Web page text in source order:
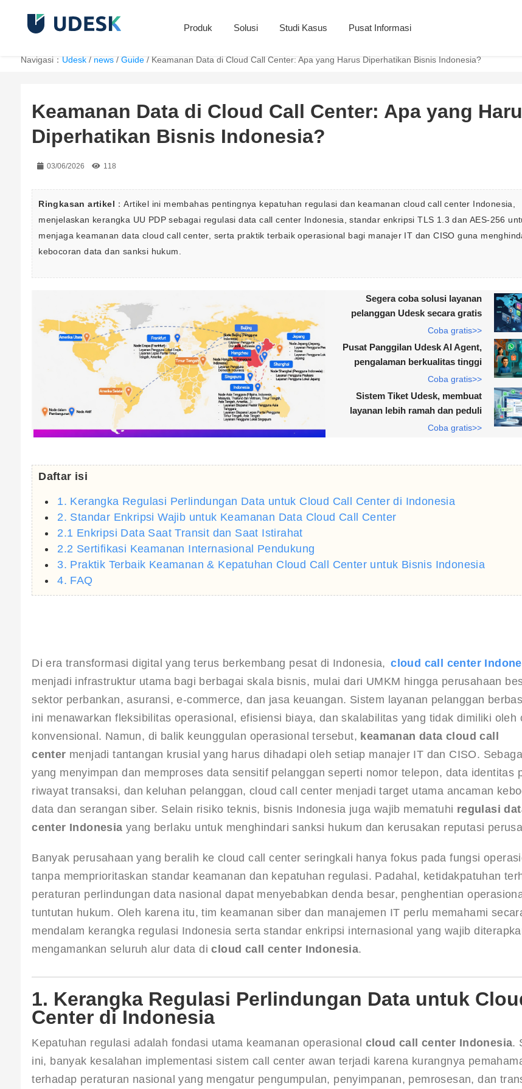
Produk Solusi Studi Kasus Pusat Informasi
Navigasi： Udesk/ news/ Guide/ Keamanan Data di Cloud Call Center: Apa yang Harus Diperhatikan Bisnis Indonesia?
Keamanan Data di Cloud Call Center: Apa yang
Diperhatikan Bisnis Indonesia?
03/06/2026 118
Ringkasan artikel ：Artikel ini membahas pentingnya kepatuhan regulasi dan keamanan cloud call center Indonesia,
menjelaskan kerangka UU PDP sebagai regulasi data call center Indonesia, standar enkripsi TLS 1.3 dan AES-256
menjaga keamanan data cloud call center, serta praktik terbaik operasional bagi manajer IT dan CISO guna
kebocoran data dan sanksi hukum.
Segera coba solusi layanan
pelanggan Udesk secara gratis
Coba gratis>>
Pusat Panggilan Udesk AI Agent,
pengalaman berkualitas tinggi
Coba gratis>>
Sistem Tiket Udesk, membuat
layanan lebih ramah dan peduli
Coba gratis>>
Daftar isi
1. Kerangka Regulasi Perlindungan Data untuk Cloud Call Center di Indonesia
2. Standar Enkripsi Wajib untuk Keamanan Data Cloud Call Center
2.1 Enkripsi Data Saat Transit dan Saat Istirahat
2.2 Sertifikasi Keamanan Internasional Pendukung
3. Praktik Terbaik Keamanan & Kepatuhan Cloud Call Center untuk Bisnis Indonesia
4. FAQ
Di era transformasi digital yang terus berkembang pesat di Indonesia, cloud call center
menjadi infrastruktur utama bagi berbagai skala bisnis, mulai dari UMKM hingga perusahaan
sektor perbankan, asuransi, e-commerce, dan jasa keuangan. Sistem layanan pelanggan
ini menawarkan fleksibilitas operasional, efisiensi biaya, dan skalabilitas yang tidak dimiliki oleh
konvensional. Namun, di balik keunggulan operasional tersebut, keamanan data cloud call
center menjadi tantangan krusial yang harus dihadapi oleh setiap manajer IT dan CISO.
yang menyimpan dan memproses data sensitif pelanggan seperti nomor telepon, data identitas
riwayat transaksi, dan keluhan pelanggan, cloud call center menjadi target utama ancaman
data dan serangan siber. Selain risiko teknis, bisnis Indonesia juga wajib mematuhi regulasi
center Indonesia yang berlaku untuk menghindari sanksi hukum dan kerusakan reputasi
Banyak perusahaan yang beralih ke cloud call center seringkali hanya fokus pada fungsi
tanpa memprioritaskan standar keamanan dan kepatuhan regulasi. Padahal, ketidakpatuhan
peraturan perlindungan data nasional dapat menyebabkan denda besar, penghentian
tuntutan hukum. Oleh karena itu, tim keamanan siber dan manajemen IT perlu memahami
mendalam kerangka regulasi Indonesia serta standar enkripsi internasional yang wajib
mengamankan seluruh alur data di cloud call center Indonesia.
1. Kerangka Regulasi Perlindungan Data untuk
Center di Indonesia
Kepatuhan regulasi adalah fondasi utama keamanan operasional cloud call center Indonesia.
ini, banyak kesalahan implementasi sistem call center awan terjadi karena kurangnya
terhadap peraturan nasional yang mengatur pengumpulan, penyimpanan, pemrosesan, dan